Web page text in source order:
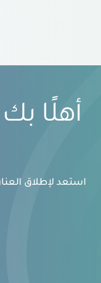
أهلًا
استعد لإطلاق